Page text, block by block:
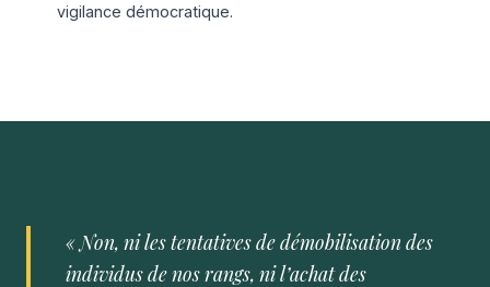
vigilance démocratique.
« Non, ni les tentatives de démobilisation des
individus de nos rangs, ni l’achat des